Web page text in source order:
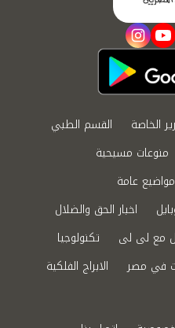
youtube
instagram
الخاصة
القسم الطبي
منوعات مسيحية
مواضيع عامة
اخبار الحق والضلال
مع لى لى
تكنولوجيا
في مصر
الابراج الفلكية